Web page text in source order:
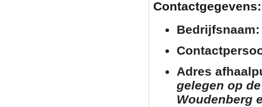
Contactgegevens:
Bedrijfsnaam:
Adres
gelegen op
Woudenberg